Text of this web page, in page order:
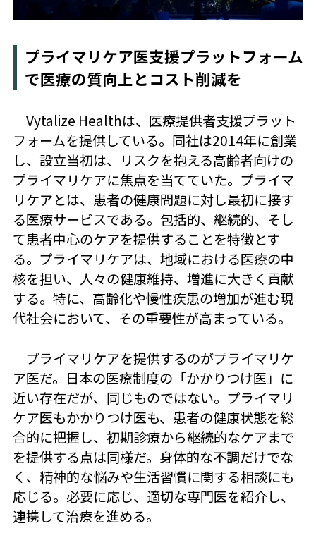
プライマリケア医支援プラットフォーム
で医療の質向上とコスト削減を
Vytalize Healthは、医療提供者支援プラット
フォームを提供している。同社は2014年に創業
し、設立当初は、リスクを抱える高齢者向けの
プライマリケアに焦点を当てていた。プライマ
リケアとは、患者の健康問題に対し最初に接す
る医療サービスである。包括的、継続的、そし
て患者中心のケアを提供することを特徴とす
る。プライマリケアは、地域における医療の中
核を担い、人々の健康維持、増進に大きく貢献
する。特に、高齢化や慢性疾患の増加が進む現
代社会において、その重要性が高まっている。
プライマリケアを提供するのがプライマリケ
ア医だ。日本の医療制度の「かかりつけ医」に
近い存在だが、同じものではない。プライマリ
ケア医もかかりつけ医も、患者の健康状態を総
合的に把握し、初期診療から継続的なケアまで
を提供する点は同様だ。身体的な不調だけでな
く、精神的な悩みや生活習慣に関する相談にも
応じる。必要に応じ、適切な専門医を紹介し、
連携して治療を進める。